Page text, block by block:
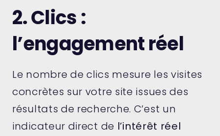
2. Clics :
l’engagement réel
Le nombre de clics mesure les visites
concrètes sur votre site issues des
résultats de recherche. C’est un
indicateur direct de l’intérêt réel